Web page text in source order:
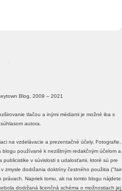
Blog, 2009 – 2021
tlačou a inými médiami je možné iba s
autora.
na vzdelávacie a prezentačné účely. Fotografie,
používané k nezištným redakčným účelom a
v súvislosti s udalosťami, ktoré sú pre
zmysle dodržania doktríny čestného použitia ("fair
Napriek tomu, ak na tomto blogu nájdete
dodržaná licenčná schéma o možnostiach jej